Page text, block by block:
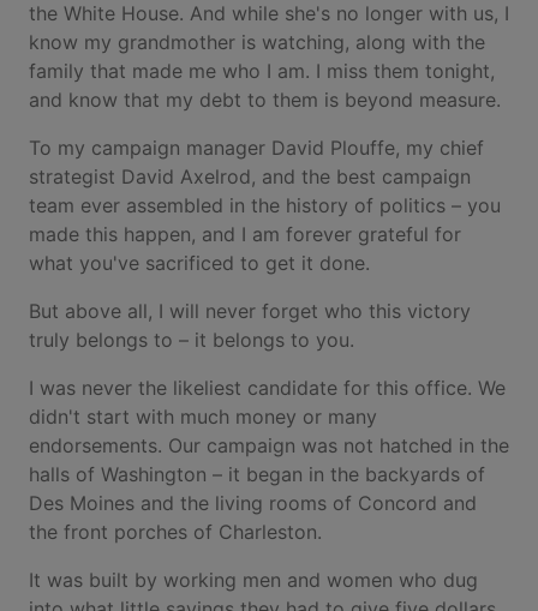
the White House. And while she's no longer with us, I
know my grandmother is watching, along with the
family that made me who I am. I miss them tonight,
and know that my debt to them is beyond measure.
To my campaign manager David Plouffe, my chief
strategist David Axelrod, and the best campaign
team ever assembled in the history of politics – you
made this happen, and I am forever grateful for
what you've sacrificed to get it done.
But above all, I will never forget who this victory
truly belongs to – it belongs to you.
I was never the likeliest candidate for this office. We
didn't start with much money or many
endorsements. Our campaign was not hatched in the
halls of Washington – it began in the backyards of
Des Moines and the living rooms of Concord and
the front porches of Charleston.
It was built by working men and women who dug